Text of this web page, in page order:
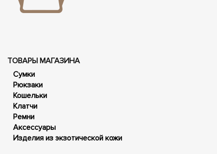
ТОВАРЫ МАГАЗИНА
Сумки
Рюкзаки
Кошельки
Клатчи
Ремни
Аксессуары
Изделия из экзотической кожи